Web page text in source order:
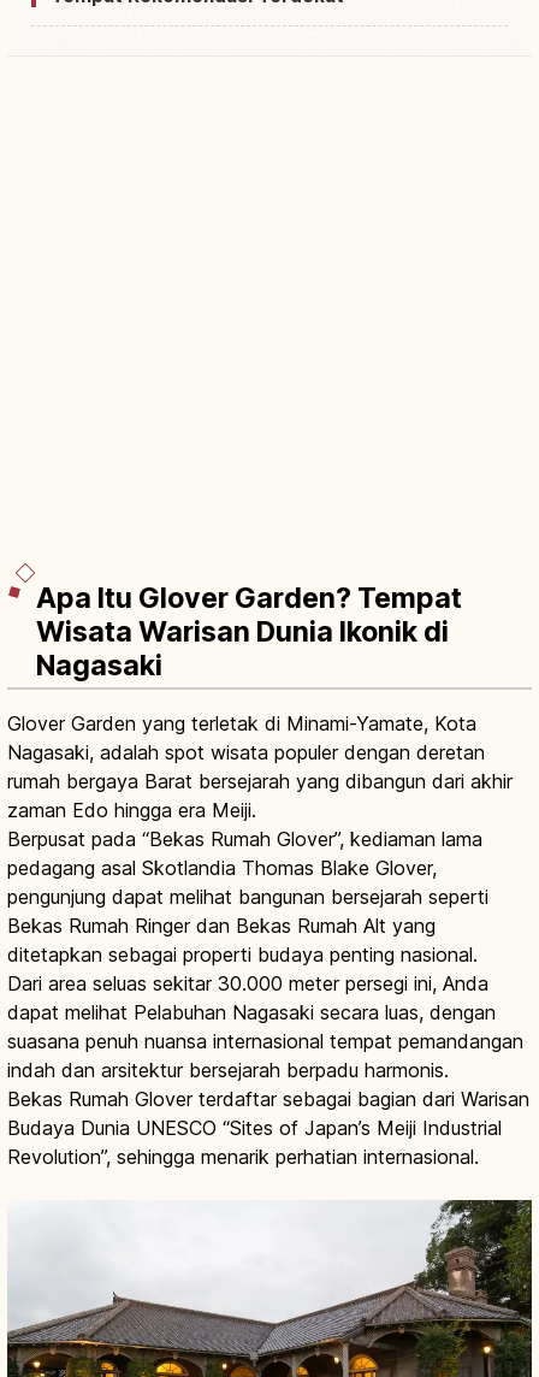
Apa Itu Glover Garden? Tempat
Wisata Warisan Dunia Ikonik di
Nagasaki
Glover Garden yang terletak di Minami-Yamate, Kota
Nagasaki, adalah spot wisata populer dengan deretan
rumah bergaya Barat bersejarah yang dibangun dari akhir
zaman Edo hingga era Meiji.
Berpusat pada “Bekas Rumah Glover”, kediaman lama
pedagang asal Skotlandia Thomas Blake Glover,
pengunjung dapat melihat bangunan bersejarah seperti
Bekas Rumah Ringer dan Bekas Rumah Alt yang
ditetapkan sebagai properti budaya penting nasional.
Dari area seluas sekitar 30.000 meter persegi ini, Anda
dapat melihat Pelabuhan Nagasaki secara luas, dengan
suasana penuh nuansa internasional tempat pemandangan
indah dan arsitektur bersejarah berpadu harmonis.
Bekas Rumah Glover terdaftar sebagai bagian dari Warisan
Budaya Dunia UNESCO “Sites of Japan’s Meiji Industrial
Revolution”, sehingga menarik perhatian internasional.